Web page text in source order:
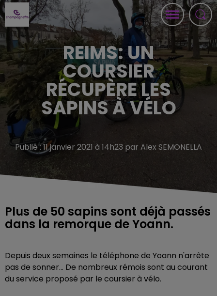
REIMS: UN
COURSIER
RÉCUPÈRE LES
SAPINS À VÉLO
Publié : 11 janvier 2021 à 14h23 par Alex SEMONELLA
Plus de 50 sapins sont déjà passés
dans la remorque de Yoann.
Depuis deux semaines le téléphone de Yoann n'arrête
pas de sonner... De nombreux rémois sont au courant
du service proposé par le coursier à vélo.